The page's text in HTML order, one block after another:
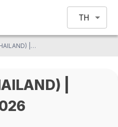
TH
HAKUSAN (THAILAND) | INTERMACH 2026
|